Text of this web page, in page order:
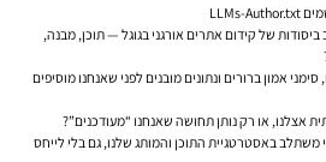
של קידום אתרים אורגני בגוגל — תוכן, מבנה,
אמון ברורים ונתונים מובנים לפני שאנחנו מוסיפים
משתלב באסטרטגיית התוכן והמותג שלנו, גם בלי לייחס